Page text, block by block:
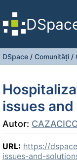
DSpace / Comunități /
issues
Autor:
URL: https://
issues-and-